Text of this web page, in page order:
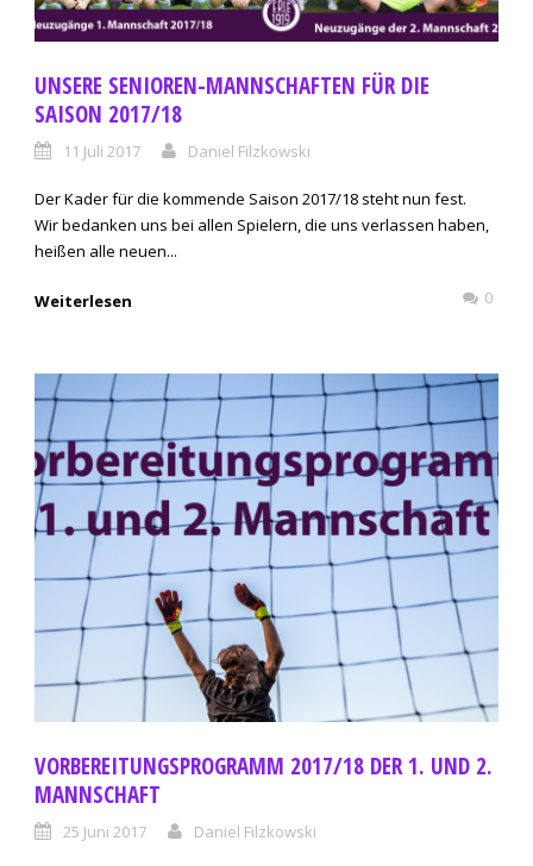
UNSERE SENIOREN-MANNSCHAFTEN FÜR DIE
SAISON 2017/18
11 Juli 2017 Daniel Filzkowski
Der Kader für die kommende Saison 2017/18 steht nun fest.
Wir bedanken uns bei allen Spielern, die uns verlassen haben,
heißen alle neuen...
Weiterlesen 0
VORBEREITUNGSPROGRAMM 2017/18 DER 1. UND 2.
MANNSCHAFT
25 Juni 2017 Daniel Filzkowski